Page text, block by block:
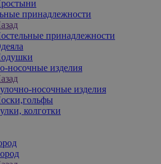
принадлежности
принадлежности
носочные изделия
носочные изделия
колготки